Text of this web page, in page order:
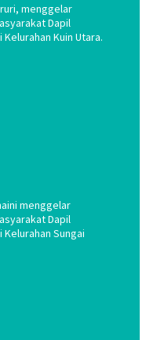
menggelar
Dapil
Kuin Utara.
menggelar
Dapil
Sungai